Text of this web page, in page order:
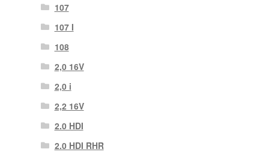
107
107 Ι
108
2,0 16V
2,0 i
2,2 16V
2.0 HDI
2.0 HDI RHR